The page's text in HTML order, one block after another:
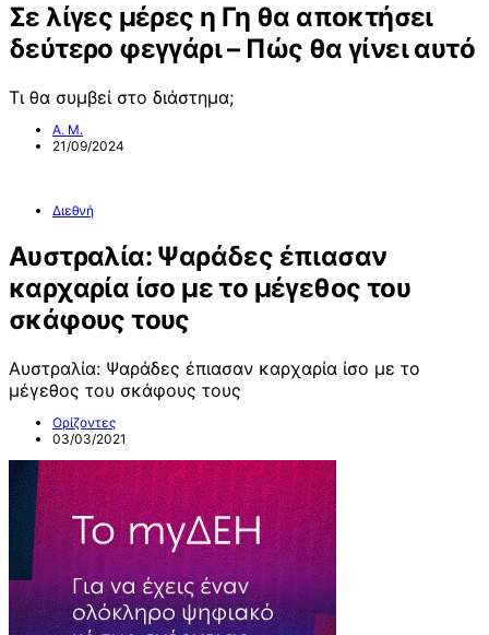
Σε λίγες μέρες η Γη θα αποκτήσει
δεύτερο φεγγάρι – Πώς θα γίνει αυτό
Τι θα συμβεί στο διάστημα;
Α. Μ.
21/09/2024
Διεθνή
Αυστραλία: Ψαράδες έπιασαν
καρχαρία ίσο με το μέγεθος του
σκάφους τους
Αυστραλία: Ψαράδες έπιασαν καρχαρία ίσο με το
μέγεθος του σκάφους τους
Ορίζοντες
03/03/2021